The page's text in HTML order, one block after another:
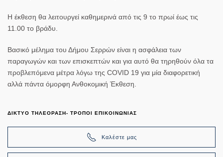
Η έκθεση θα λειτουργεί καθημερινά από τις 9 το πρωί έως τις
11.00 το βράδυ.
Βασικό μέλημα του Δήμου Σερρών είναι η ασφάλεια των
παραγωγών και των επισκεπτών και για αυτό θα τηρηθούν όλα τα
προβλεπόμενα μέτρα λόγω της COVID 19 για μία διαφορετική
αλλά πάντα όμορφη Ανθοκομική Έκθεση.
ΔΙΚΤΥΟ ΤΗΛΕΟΡΑΣΗ- ΤΡΟΠΟΙ ΕΠΙΚΟΙΝΩΝΙΑΣ
Καλέστε μας